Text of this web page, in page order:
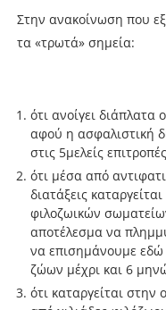
Στην ανακοίνωση που
τα «τρωτά» σημεία:
ότι ανοίγει διάπλατα
αφού η ασφαλιστική
στις 5μελείς
ότι μέσα από
διατάξεις
φιλοζωικών
αποτέλεσμα να
να επισημάνουμε εδώ
ζώων μέχρι και 6
ότι καταργείται